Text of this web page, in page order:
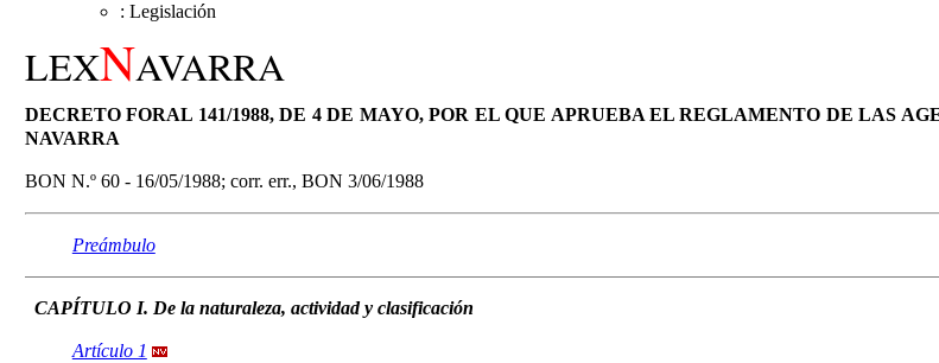
: Legislación
LEXNAVARRA
DECRETO FORAL 141/1988, DE 4 DE MAYO, POR EL QUE APRUEBA EL REGLAMENTO DE LAS
NAVARRA
BON N.º 60 - 16/05/1988; corr. err., BON 3/06/1988
Preámbulo
CAPÍTULO I. De la naturaleza, actividad y clasificación
Artículo 1